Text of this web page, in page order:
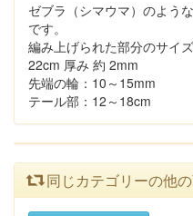
ゼブラ（シマウマ）のよう
です。
編み上げられた部分のサイ
22cm 厚み 約 2mm
先端の輪：10～15mm
テール部：12～18cm
同じカテゴリーの他